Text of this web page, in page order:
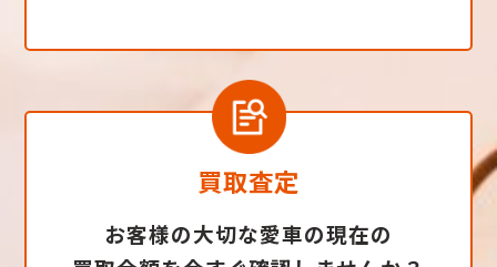
買取査定
お客様の大切な愛車の現在の